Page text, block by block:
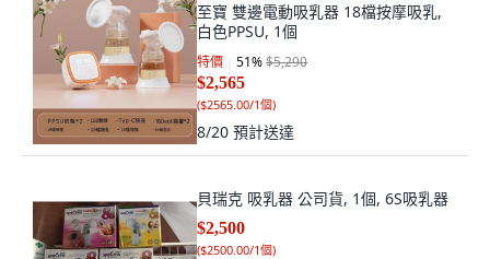
至寶 雙邊電動吸乳器 18檔按摩吸乳,
白色PPSU, 1個
特價 51%$5,290
$2,565
($2565.00/1個)
8/20 預計送達
貝瑞克 吸乳器 公司貨, 1個, 6S吸乳器
$2,500
($2500.00/1個)